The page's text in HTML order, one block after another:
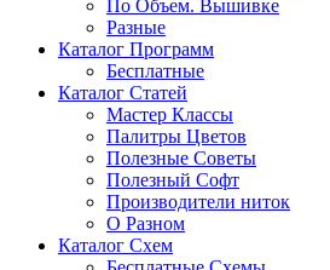
По Объем. Вышивке
Разные
Каталог Программ
Бесплатные
Каталог Статей
Мастер Классы
Палитры Цветов
Полезные Советы
Полезный Софт
Производители ниток
О Разном
Каталог Схем